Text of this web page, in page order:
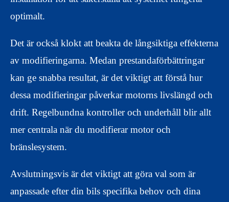
optimalt.
Det är också klokt att beakta de långsiktiga effekterna
av modifieringarna. Medan prestandaförbättringar
kan ge snabba resultat, är det viktigt att förstå hur
dessa modifieringar påverkar motorns livslängd och
drift. Regelbundna kontroller och underhåll blir allt
mer centrala när du modifierar motor och
bränslesystem.
Avslutningsvis är det viktigt att göra val som är
anpassade efter din bils specifika behov och dina